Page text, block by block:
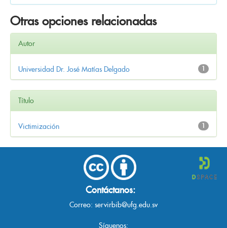
Otras opciones relacionadas
Autor
1
Universidad Dr. José Matías Delgado
Título
1
Victimización
Contáctanos:
Correo: servirbib@ufg.edu.sv
Síguenos: